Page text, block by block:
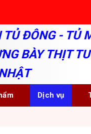
ĐÔNG - TỦ
BÀY THỊT
Dịch vụ